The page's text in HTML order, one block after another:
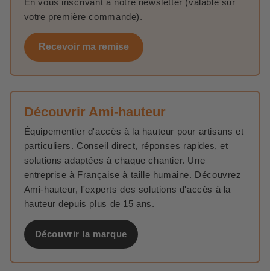
En vous inscrivant à notre newsletter (valable sur
votre première commande).
Recevoir ma remise
Découvrir Ami-hauteur
Équipementier d'accès à la hauteur pour artisans et
particuliers. Conseil direct, réponses rapides, et
solutions adaptées à chaque chantier. Une
entreprise à Française à taille humaine. Découvrez
Ami-hauteur, l'experts des solutions d'accès à la
hauteur depuis plus de 15 ans.
Découvrir la marque